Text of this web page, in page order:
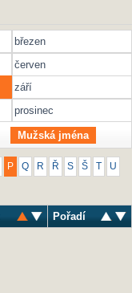
březen
červen
září
prosinec
Mužská jména
P Q R Ř S Š U
Pořadí